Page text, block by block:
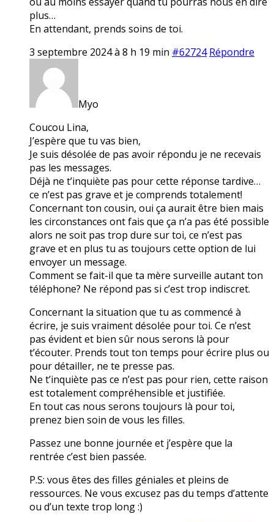
plus…
En attendant, prends soins de toi.
3 septembre 2024 à 8 h 19 min #62724 Répondre
Myo
Coucou Lina,
J’espère que tu vas bien,
Je suis désolée de pas avoir répondu je ne recevais
pas les messages.
Déjà ne t’inquiète pas pour cette réponse tardive…
ce n’est pas grave et je comprends totalement!
Concernant ton cousin, oui ça aurait être bien mais
les circonstances ont fais que ça n’a pas été possible
alors ne soit pas trop dure sur toi, ce n’est pas
grave et en plus tu as toujours cette option de lui
envoyer un message.
Comment se fait-il que ta mère surveille autant ton
téléphone? Ne répond pas si c’est trop indiscret.
Concernant la situation que tu as commencé à
écrire, je suis vraiment désolée pour toi. Ce n’est
pas évident et bien sûr nous serons là pour
t’écouter. Prends tout ton temps pour écrire plus ou
pour détailler, ne te presse pas.
Ne t’inquiète pas ce n’est pas pour rien, cette raison
est totalement compréhensible et justifiée.
En tout cas nous serons toujours là pour toi,
prenez bien soin de vous les filles.
Passez une bonne journée et j’espère que la
rentrée c’est bien passée.
P.S: vous êtes des filles géniales et pleins de
ressources. Ne vous excusez pas du temps d’attente
ou d’un texte trop long :)